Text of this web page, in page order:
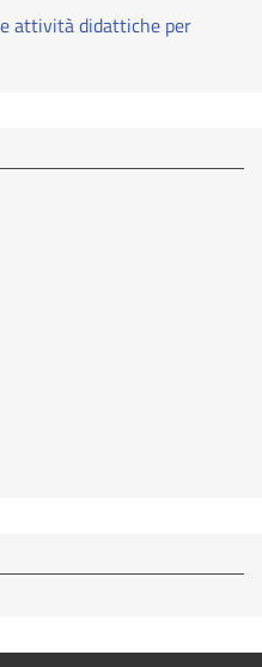
attività didattiche per